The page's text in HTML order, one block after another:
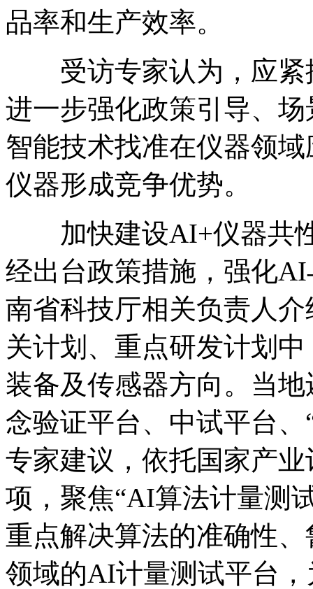
品率和生产效率。
受访专家认为，应紧
进一步强化政策引导、
智能技术找准在仪器领
仪器形成竞争优势。
加快建设AI+仪器共性
经出台政策措施，强化
南省科技厅相关负责人
关计划、重点研发计划
装备及传感器方向。当
念验证平台、中试平台
专家建议，依托国家产
项，聚焦“AI算法计量测
重点解决算法的准确性
领域的AI计量测试平台